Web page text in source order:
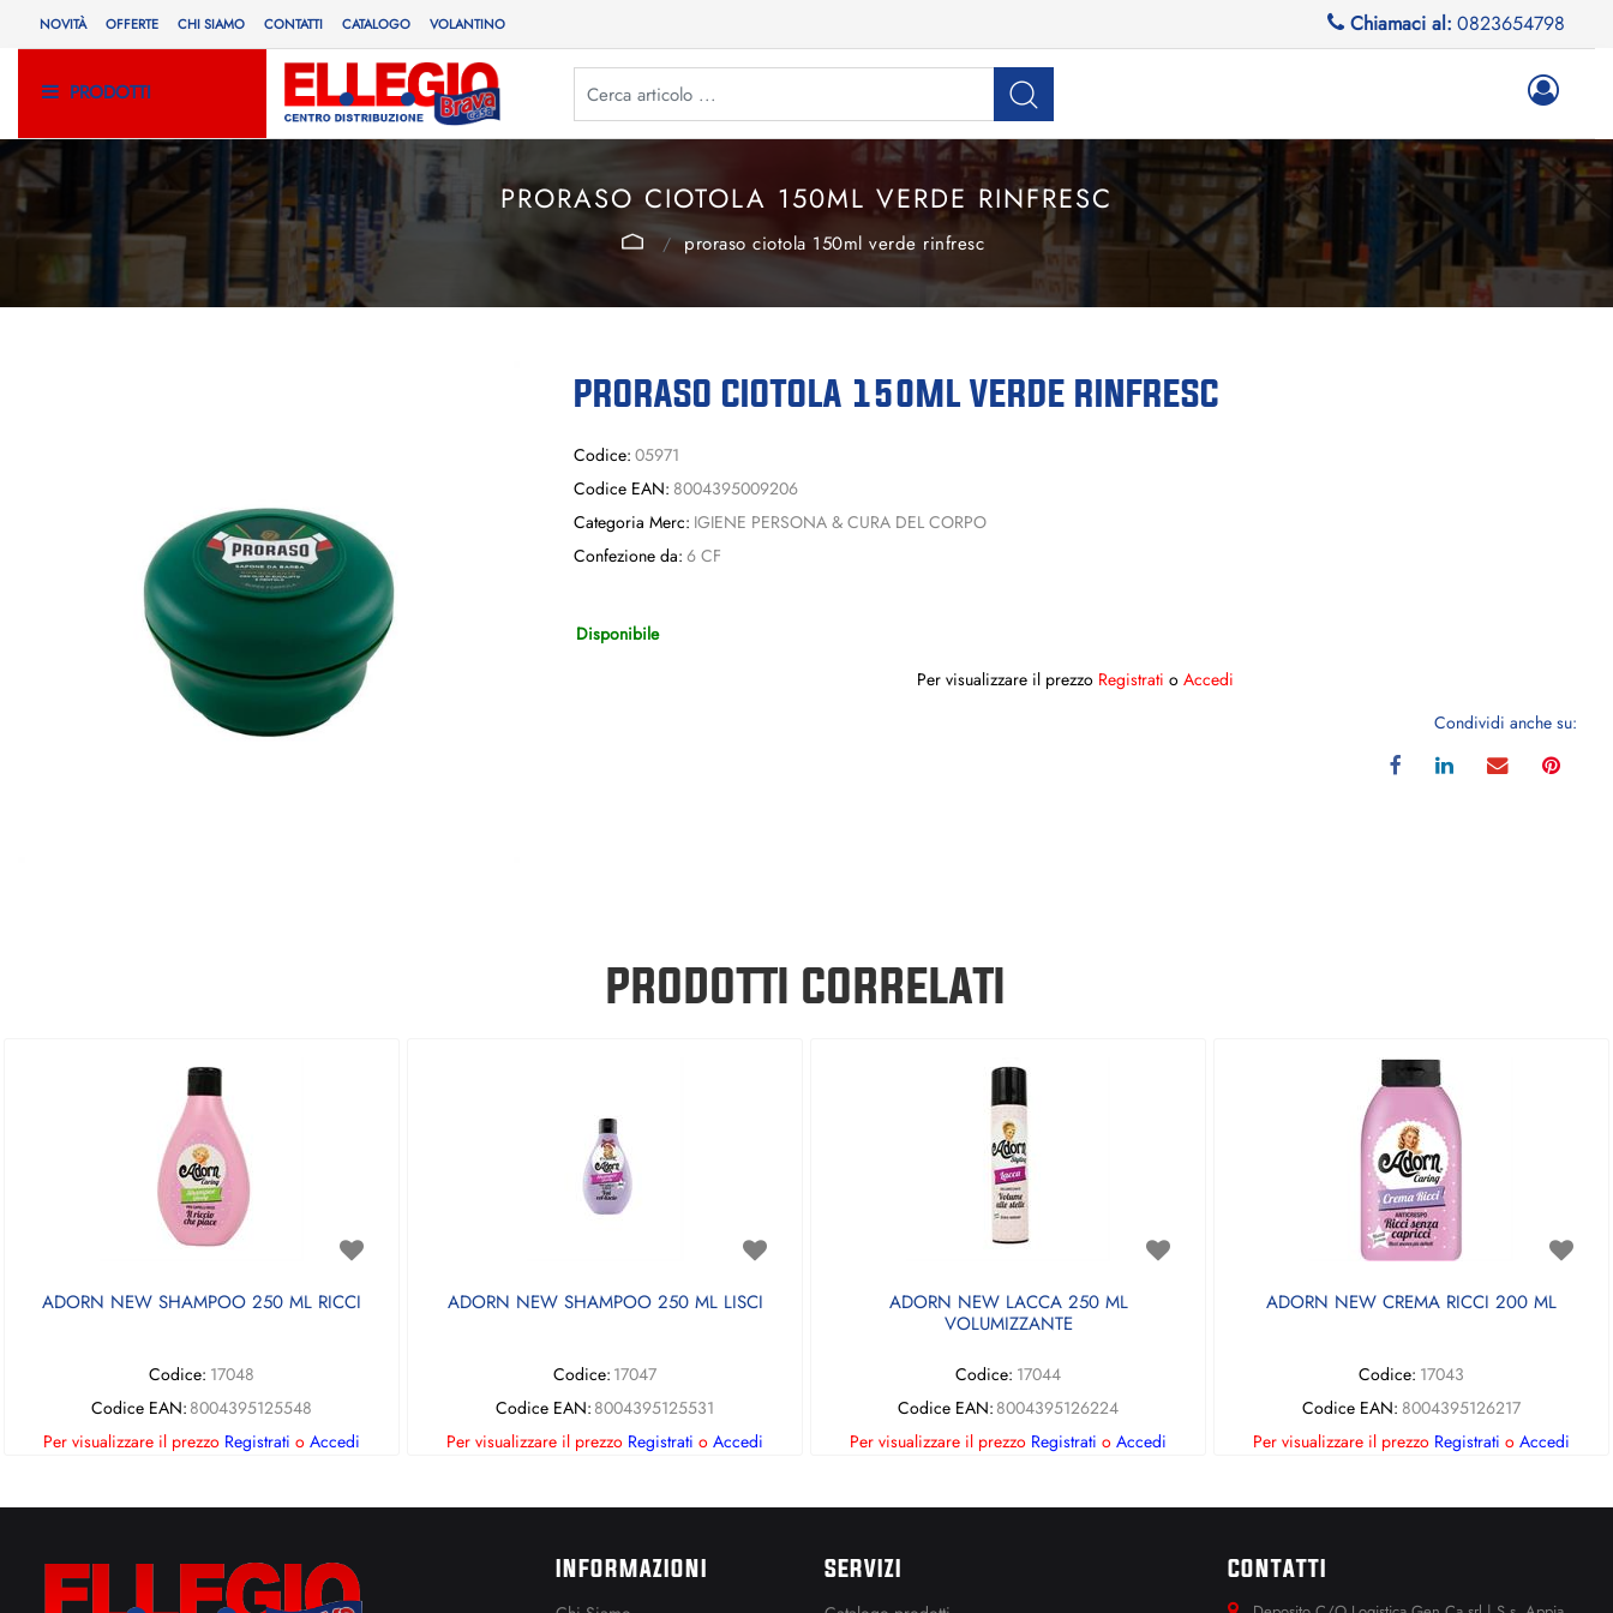
NOVITÀ OFFERTE CHI SIAMO CONTATTI CATALOGO VOLANTINO Chiamaci al: 0823654798
PRODOTTI
PRORASO CIOTOLA 150ML VERDE RINFRESC
proraso ciotola 150ml verde rinfresc
PRORASO CIOTOLA 150ML VERDE RINFRESC
Codice: 05971
Codice EAN: 8004395009206
Categoria Merc: IGIENE PERSONA & CURA DEL CORPO
Confezione da: 6 CF
Disponibile
Per visualizzare il prezzo Registrati o Accedi
Condividi anche su:
PRODOTTI CORRELATI
ADORN NEW SHAMPOO 250 ML RICCI
Codice: 17048
Codice EAN: 8004395125548
Per visualizzare il prezzo Registrati o Accedi
ADORN NEW SHAMPOO 250 ML LISCI
Codice: 17047
Codice EAN: 8004395125531
Per visualizzare il prezzo Registrati o Accedi
ADORN NEW LACCA 250 ML
VOLUMIZZANTE
Codice: 17044
Codice EAN: 8004395126224
Per visualizzare il prezzo Registrati o Accedi
ADORN NEW CREMA RICCI 200 ML
Codice: 17043
Codice EAN: 8004395126217
Per visualizzare il prezzo Registrati o Accedi
INFORMAZIONI SERVIZI CONTATTI